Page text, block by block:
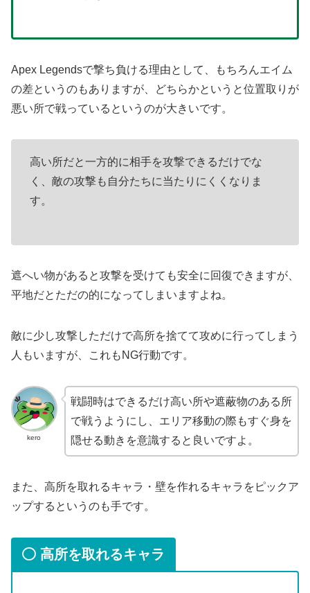
Apex Legendsで撃ち負ける理由として、もちろんエイム
の差というのもありますが、どちらかというと位置取りが
悪い所で戦っているというのが大きいです。
高い所だと一方的に相手を攻撃できるだけでな
く、敵の攻撃も自分たちに当たりにくくなりま
す。
遮へい物があると攻撃を受けても安全に回復できますが、
平地だとただの的になってしまいますよね。
敵に少し攻撃しただけで高所を捨てて攻めに行ってしまう
人もいますが、これもNG行動です。
kero
戦闘時はできるだけ高い所や遮蔽物のある所
で戦うようにし、エリア移動の際もすぐ身を
隠せる動きを意識すると良いですよ。
また、高所を取れるキャラ・壁を作れるキャラをピックア
ップするというのも手です。
高所を取れるキャラ